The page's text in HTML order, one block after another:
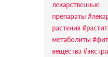
лекарственные
препараты
растения
метаболиты
вещества